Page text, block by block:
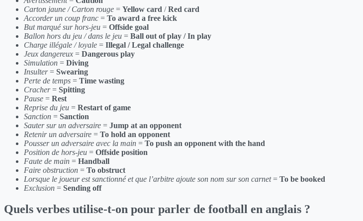
Carton jaune / Carton rouge = Yellow card /Red card
Accorder un coup franc = To award a free kick
But marqué sur hors-jeu = Offside goal
Ballon hors du jeu / dans le jeu = Ball out of play / In play
Charge illégale / loyale = Illegal / Legal challenge
Jeux dangereux = Dangerous play
Simulation = Diving
Insulter= Swearing
Perte de temps = Time wasting
Cracher= Spitting
Pause = Rest
Reprise du jeu = Restart of game
Sanction = Sanction
Sauter sur un adversaire = Jump at an opponent
Retenir un adversaire = To hold an opponent
Pousser un adversaire avec la main = To push an opponent with the hand
Position de hors-jeu = Offside position
Faute de main = Handball
Faire obstruction = To obstruct
Lorsque le joueur est sanctionné et que l’arbitre ajoute son nom sur son carnet= To be booked
Exclusion = Sending off
Quels verbes utilise-t-on pour parler de football en anglais ?